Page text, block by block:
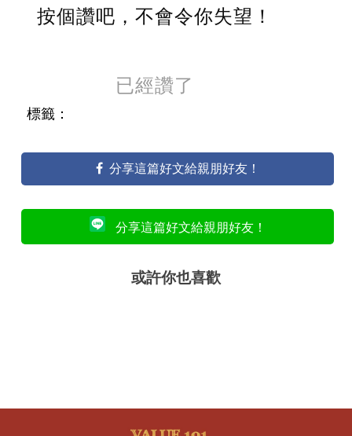
按個讚吧，不會令你失望！
已經讚了
標籤：
分享這篇好文給親朋好友！
分享這篇好文給親朋好友！
或許你也喜歡